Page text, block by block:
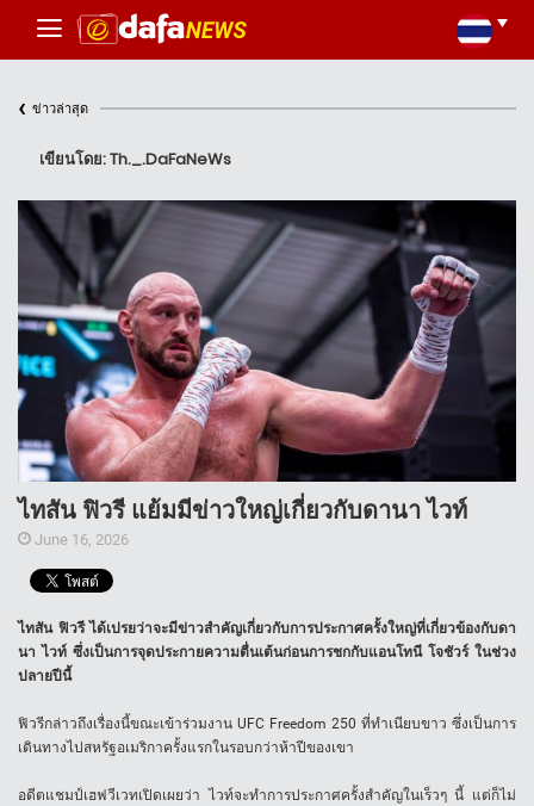
‹ ข่าวล่าสุด
เขียนโดย: Th._.DaFaNeWs
ไทสัน ฟิวรี แย้มมีข่าวใหญ่เกี่ยวกับดานา ไวท์
June 16, 2026
ไทสัน ฟิวรี ได้เปรยว่าจะมีข่าวสำคัญเกี่ยวกับการประกาศครั้งใหญ่ที่เกี่ยวข้องกับดา
นา ไวท์ ซึ่งเป็นการจุดประกายความตื่นเต้นก่อนการชกกับแอนโทนี โจชัวร์ ในช่วง
ปลายปีนี้
ฟิวรีกล่าวถึงเรื่องนี้ขณะเข้าร่วมงาน UFC Freedom 250 ที่ทำเนียบขาว ซึ่งเป็นการ
เดินทางไปสหรัฐอเมริกาครั้งแรกในรอบกว่าห้าปีของเขา
อดีตแชมป์เฮฟวีเวทเปิดเผยว่า ไวท์จะทำการประกาศครั้งสำคัญในเร็วๆ นี้ แต่ก็ไม่